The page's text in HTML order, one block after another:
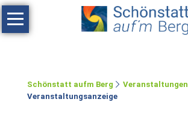
Navigation
überspringen
Erholen
Schönstatt aufm Berg Veranstaltungen
Veranstaltungsanzeige